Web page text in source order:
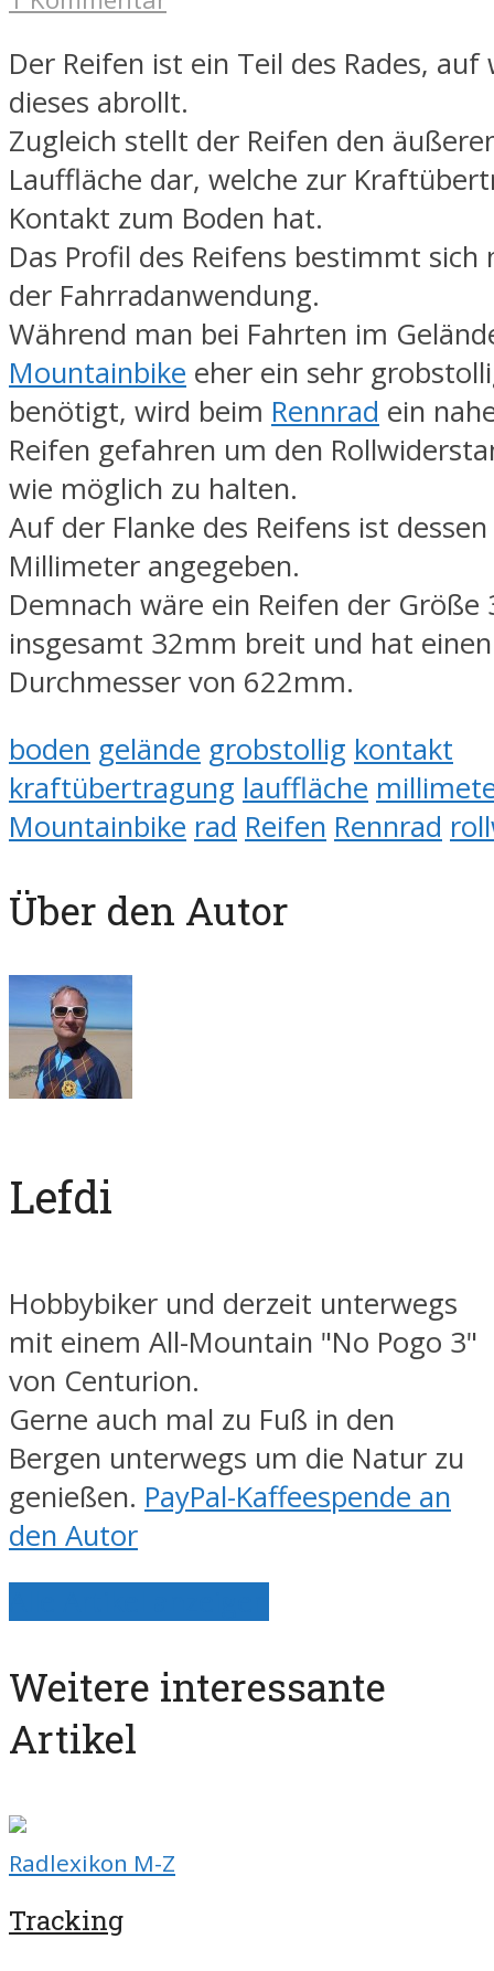
Der Reifen ist ein Teil des Rades, auf
dieses abrollt.
Zugleich stellt der Reifen den
Lauffläche dar, welche zur
Kontakt zum Boden hat.
Das Profil des Reifens bestimmt sich
der Fahrradanwendung.
Während man bei Fahrten im
Mountainbike eher ein sehr
benötigt, wird beim Rennrad ein
Reifen gefahren um den
wie möglich zu halten.
Auf der Flanke des Reifens ist
Millimeter angegeben.
Demnach wäre ein Reifen der Größe
insgesamt 32mm breit und hat einen
Durchmesser von 622mm.
boden gelände grobstollig kontakt
kraftübertragung lauffläche
Mountainbike rad Reifen Rennrad
Über den Autor
Lefdi
Hobbybiker und derzeit unterwegs
mit einem All-Mountain "No Pogo 3"
von Centurion.
Gerne auch mal zu Fuß in den
Bergen unterwegs um die Natur zu
genießen. PayPal-Kaffeespende an
den Autor
Weitere interessante
Artikel
Radlexikon M-Z
Tracking